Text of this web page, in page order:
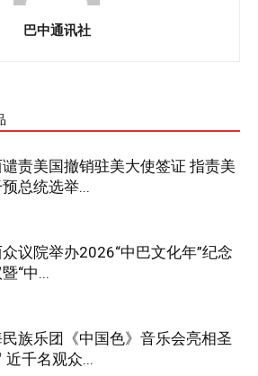
巴中通讯社
责美国撤销驻美大使签证 指责美
总统选举...
议院举办2026“中巴文化年”纪念
“中...
民族乐团《中国色》音乐会亮相圣
近千名观众...